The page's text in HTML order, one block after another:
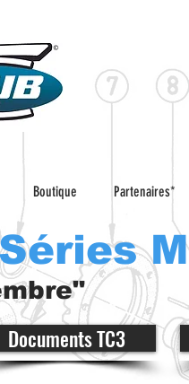
Boutique Partenaires*
M
Documents TC3